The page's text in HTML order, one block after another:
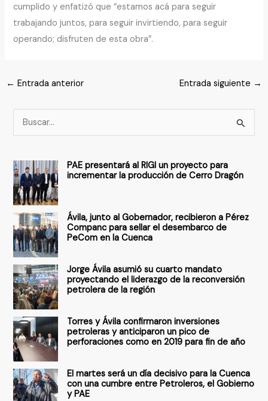
cumplido y enfatizó que “estamos acá para seguir
trabajando juntos, para seguir invirtiendo, para seguir
operando; disfruten de esta obra”.
← Entrada anterior Entrada siguiente →
u
c
a
r
o
r
:
PAE presentará al RIGI un proyecto para
incrementar la producción de Cerro Dragón
Ávila, junto al Gobernador, recibieron a Pérez
Companc para sellar el desembarco de
PeCom en la Cuenca
Jorge Ávila asumió su cuarto mandato
proyectando el liderazgo de la reconversión
petrolera de la región
Torres y Ávila confirmaron inversiones
petroleras y anticiparon un pico de
perforaciones como en 2019 para fin de año
El martes será un día decisivo para la Cuenca
con una cumbre entre Petroleros, el Gobierno
y PAE